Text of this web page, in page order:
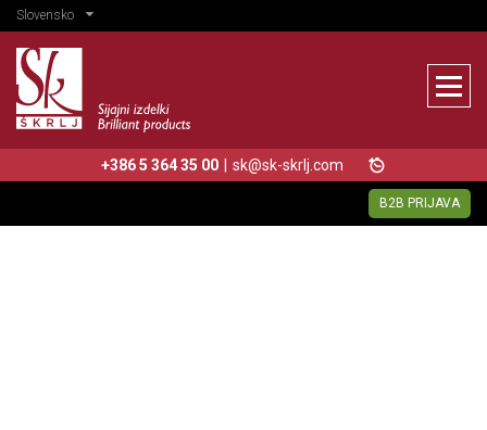
Slovensko
+386 5 364 35 00 | sk@sk-skrlj.com
B2B PRIJAVA